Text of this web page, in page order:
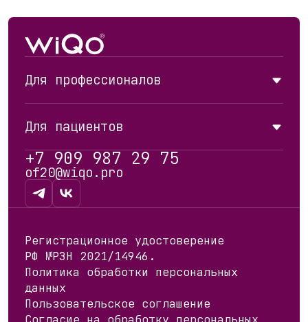
Для профессионалов
Каталог
PRX-T33
PRX-Plus
Обучение
Где купить
Статьи
Контакты
Для пациентов
Для пациентов
Где пройти процедуру
+7 909 987 29 75
of20@wiqo.pro
Регистрационное удостоверение
РФ №РЗН 2021/14946.
Политика обработки персональных
данных
Пользовательское соглашение
Согласие на обработку персональных